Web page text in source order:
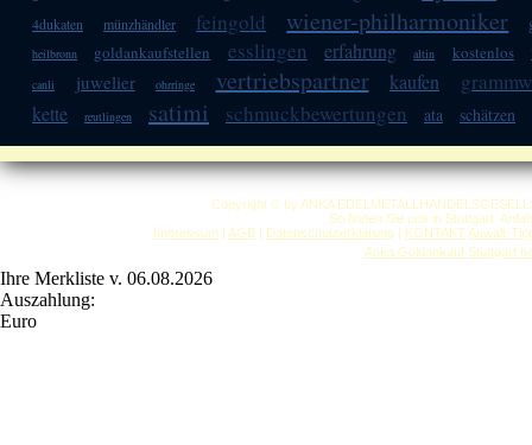
4dukaten münzhändler feingold wiener-philharmoniker
heilbronn goldankaufstellen esslingen erfahrung altin kostenlos
canli juwelier ohrringe vertriebspartner kaufen
kette reutlingen satimi schmuckbewertungen ata schätzen
Copyright © by ANKA
So finden Sie uns in Stuttgart:
Impressum | AGB | Datenschutzerklärung | KONTAKT Anwalt-
Anka Goldankauf Stuttgart
Ihre Merkliste v. 06.08.2026
Auszahlung:
Euro